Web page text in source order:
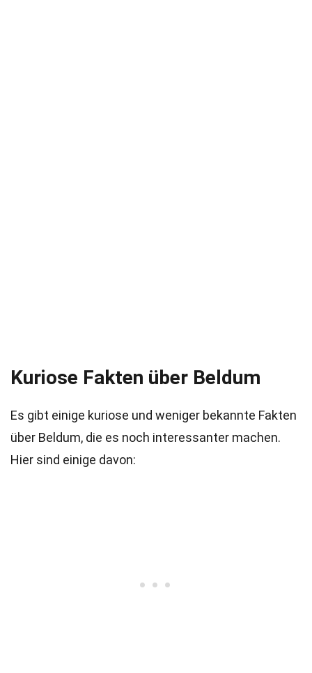
Kuriose Fakten über Beldum
Es gibt einige kuriose und weniger bekannte Fakten
über Beldum, die es noch interessanter machen.
Hier sind einige davon: